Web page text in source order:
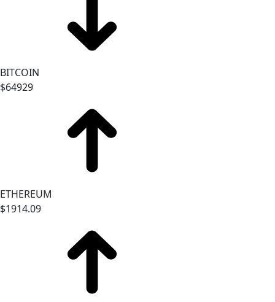
BITCOIN
$64929
ETHEREUM
$1914.09